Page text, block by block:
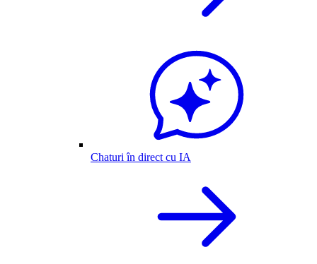
Chaturi în direct cu IA